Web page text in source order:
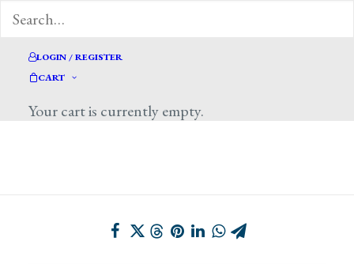
LOGIN / REGISTER
CART
Your cart is currently empty.
v=einy6Q8FpZI